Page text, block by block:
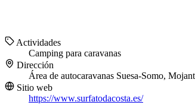
Actividades
Camping para caravanas
Dirección
Área de autocaravanas Suesa-Somo,
Sitio web
https://www.surfatodacosta.es/